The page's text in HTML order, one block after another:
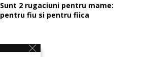
Sunt 2 rugaciuni pentru mame:
pentru fiu si pentru fiica